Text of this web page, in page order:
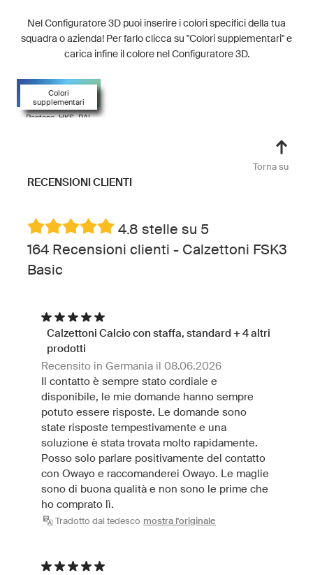
Nel Configuratore 3D puoi inserire i colori specifici della tua
squadra o azienda! Per farlo clicca su "Colori supplementari" e
carica infine il colore nel Configuratore 3D.
Colori
supplementari
Pantone, HKS, RAL
Torna su
RECENSIONI CLIENTI
4.8 stelle su 5
164 Recensioni clienti - Calzettoni FSK3
Basic
Calzettoni Calcio con staffa, standard + 4 altri
prodotti
Recensito in Germania il 08.06.2026
Il contatto è sempre stato cordiale e
disponibile, le mie domande hanno sempre
potuto essere risposte. Le domande sono
state risposte tempestivamente e una
soluzione è stata trovata molto rapidamente.
Posso solo parlare positivamente del contatto
con Owayo e raccomanderei Owayo. Le maglie
sono di buona qualità e non sono le prime che
ho comprato lì.
Tradotto dal tedesco mostra l'originale